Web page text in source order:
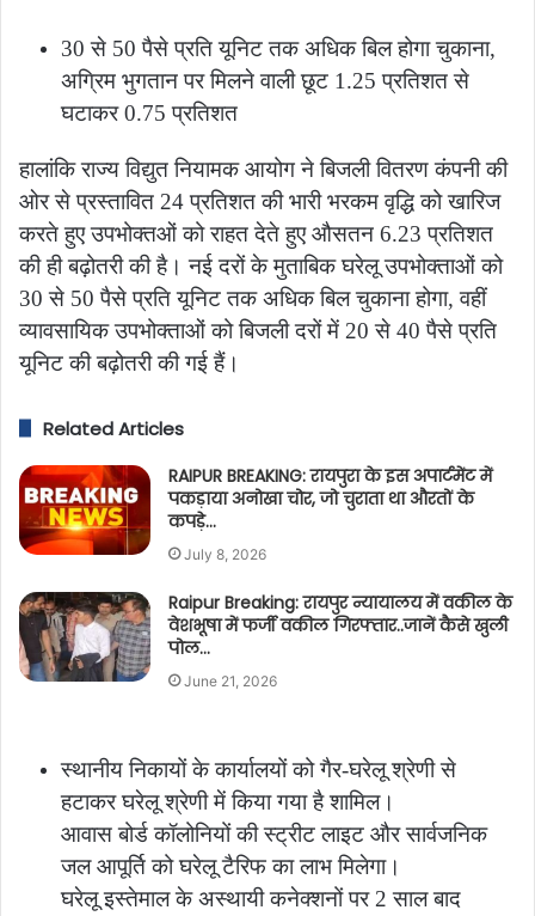
30 से 50 पैसे प्रति यूनिट तक अधिक बिल होगा चुकाना,
अग्रिम भुगतान पर मिलने वाली छूट 1.25 प्रतिशत से
घटाकर 0.75 प्रतिशत
हालांकि राज्य विद्युत नियामक आयोग ने बिजली वितरण कंपनी की
ओर से प्रस्तावित 24 प्रतिशत की भारी भरकम वृद्धि को खारिज
करते हुए उपभोक्तओं को राहत देते हुए औसतन 6.23 प्रतिशत
की ही बढ़ोतरी की है। नई दरों के मुताबिक घरेलू उपभोक्ताओं को
30 से 50 पैसे प्रति यूनिट तक अधिक बिल चुकाना होगा, वहीं
व्यावसायिक उपभोक्ताओं को बिजली दरों में 20 से 40 पैसे प्रति
यूनिट की बढ़ोतरी की गई हैं।
Related Articles
RAIPUR BREAKING: रायपुरा के इस अपार्टमेंट में
पकड़ाया अनोखा चोर, जो चुराता था औरतों के
कपड़े…
July 8, 2026
Raipur Breaking: रायपुर न्यायालय में वकील के
वेशभूषा में फर्जी वकील गिरफ्तार..जानें कैसे खुली
पोल…
June 21, 2026
स्थानीय निकायों के कार्यालयों को गैर-घरेलू श्रेणी से
हटाकर घरेलू श्रेणी में किया गया है शामिल।
आवास बोर्ड कॉलोनियों की स्ट्रीट लाइट और सार्वजनिक
जल आपूर्ति को घरेलू टैरिफ का लाभ मिलेगा।
घरेलू इस्तेमाल के अस्थायी कनेक्शनों पर 2 साल बाद